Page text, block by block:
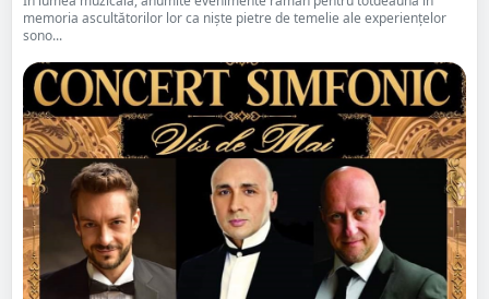
memoria ascultătorilor lor ca niște pietre de temelie ale experiențelor
sono...